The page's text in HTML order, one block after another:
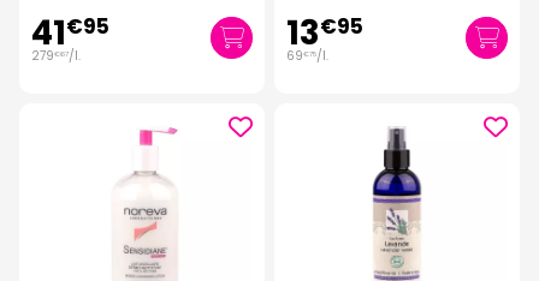
41€95
279€67/l. 13€95
69€75/l.